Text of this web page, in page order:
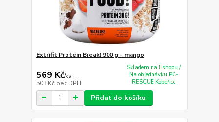
Extrifit Protein Break! 900 g - mango
569 Kč/ks
508 Kč bez DPH
Skladem na Eshopu /
Na objednávku PC-
RESCUE Kobeřice
Přidat do košíku